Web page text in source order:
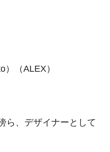
）（ALEX）
ら、デザイナーとして